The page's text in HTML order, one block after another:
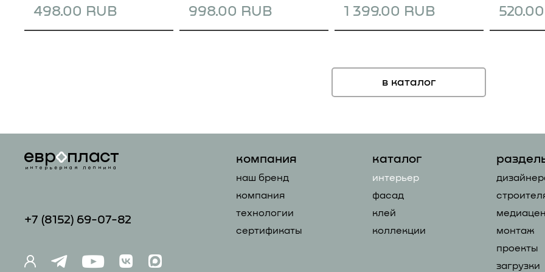
498.00 RUB 998.00 RUB 1 399.00 RUB
в каталог
компания
наш бренд
компания
технологии
сертификаты
каталог
интерьер
фасад
клей
коллекции
монтаж
проекты
загрузки
+7 (81 52) 69-07-82